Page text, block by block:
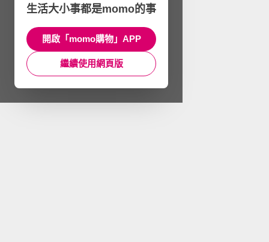
生活大小事都是momo的事
開啟「momo購物」APP
繼續使用網頁版